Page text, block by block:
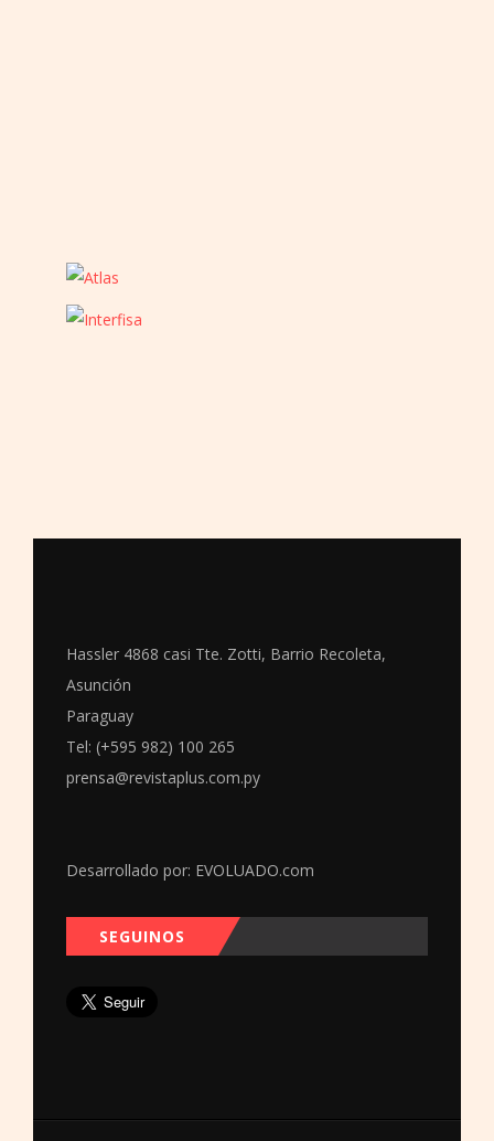
Hassler 4868 casi Tte. Zotti, Barrio Recoleta,
Asunción
Paraguay
Tel: (+595 982) 100 265
prensa@revistaplus.com.py
Desarrollado por: EVOLUADO.com
SEGUINOS